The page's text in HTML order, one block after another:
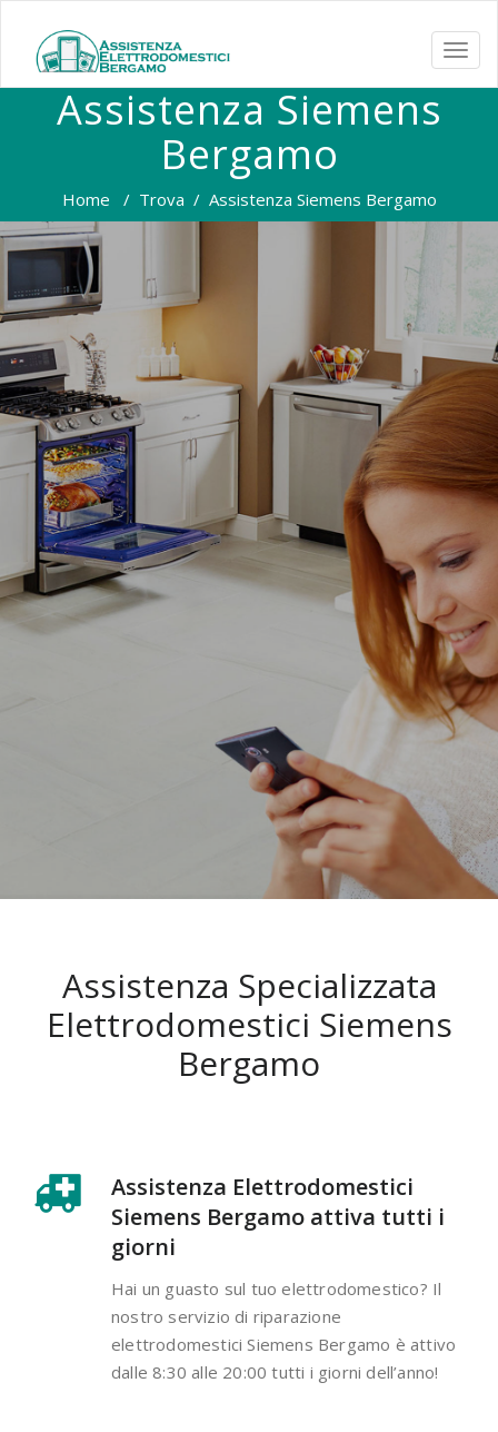
Assistenza Siemens
Bergamo
Home / Trova / Assistenza Siemens Bergamo
Assistenza Specializzata
Elettrodomestici Siemens
Bergamo
Assistenza Elettrodomestici
Siemens Bergamo attiva tutti i
giorni
Hai un guasto sul tuo elettrodomestico? Il
nostro servizio di riparazione
elettrodomestici Siemens Bergamo è attivo
dalle 8:30 alle 20:00 tutti i giorni dell’anno!